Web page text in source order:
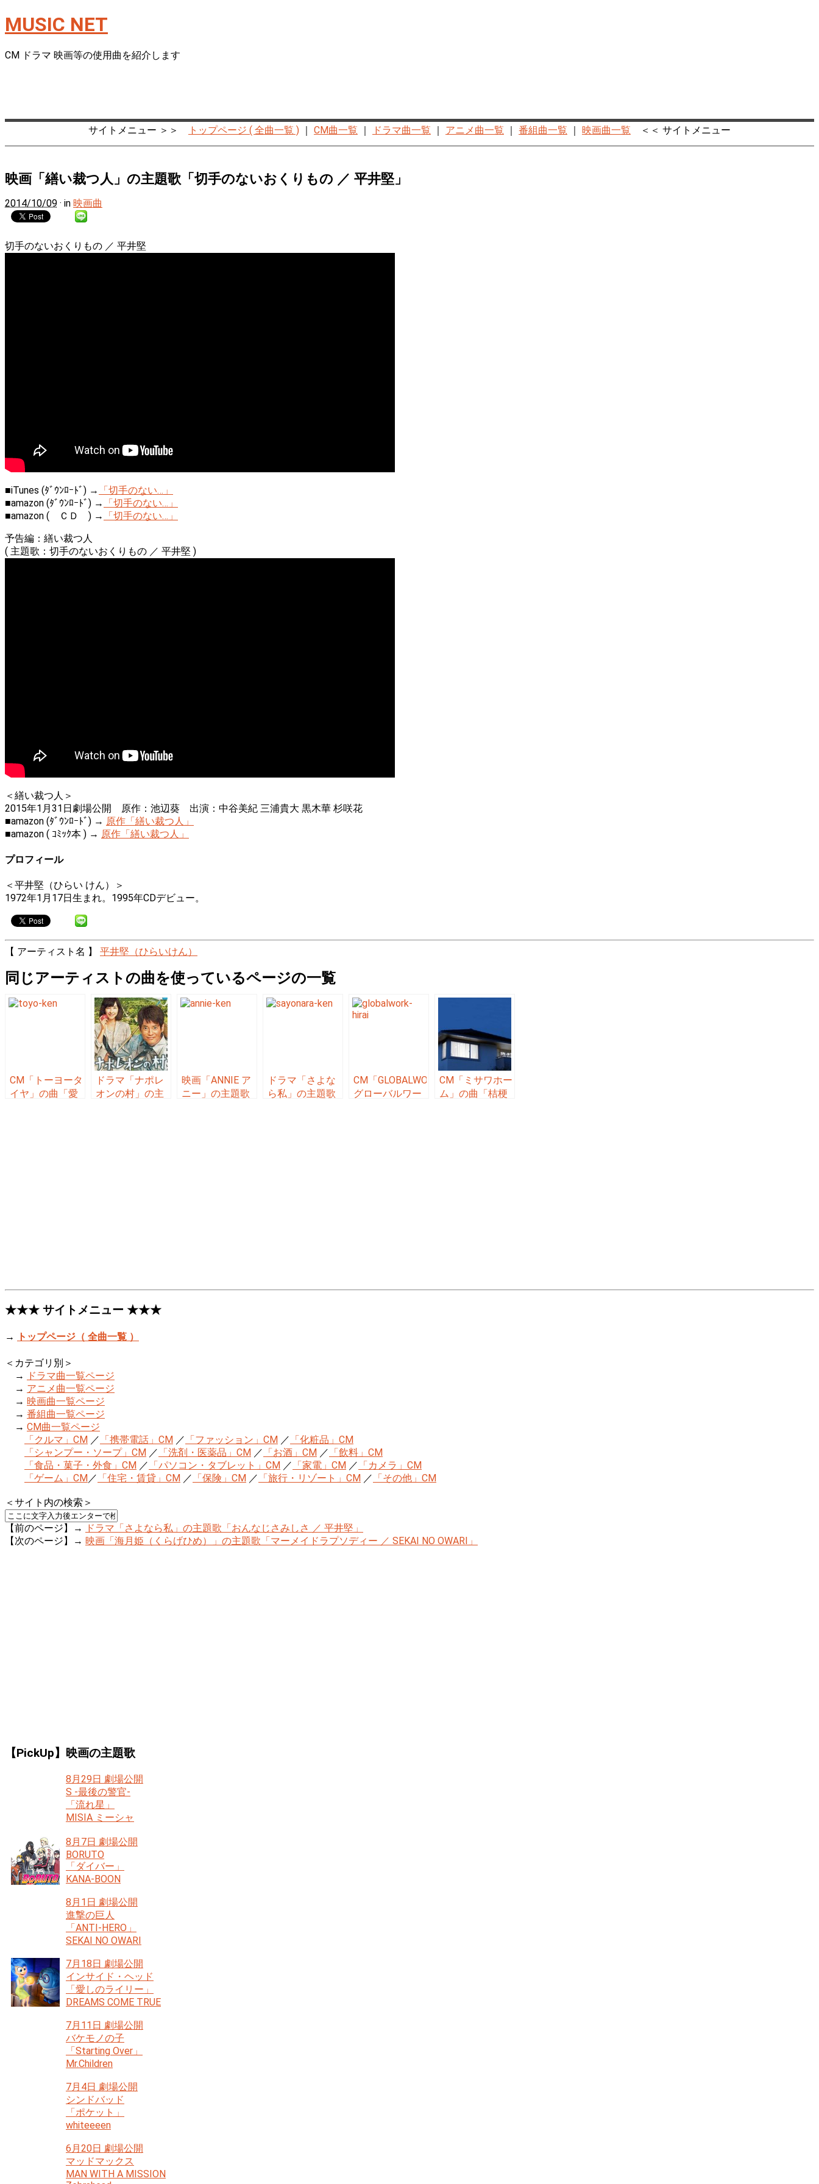
MUSIC NET
CM ドラマ 映画等の使用曲を紹介します
サイトメニュー ＞＞ トップページ ( 全曲一覧 ) ｜ CM曲一覧 ｜ ドラマ曲一覧 ｜ アニメ曲一覧 ｜ 番組曲一覧 ｜ 映画曲一覧 ＜＜ サイトメニュー
映画「繕い裁つ人」の主題歌「切手のないおくりもの ／ 平井堅」
2014/10/09 · in 映画曲
切手のないおくりもの ／ 平井堅
■iTunes (ﾀﾞｳﾝﾛｰﾄﾞ) →
「切手のない…」
■amazon (ﾀﾞｳﾝﾛｰﾄﾞ) →
「切手のない…」
■amazon ( ＣＤ ) →
「切手のない…」
予告編：繕い裁つ人
( 主題歌：切手のないおくりもの ／ 平井堅 )
＜繕い裁つ人＞
2015年1月31日劇場公開 原作：池辺葵 出演：中谷美紀 三浦貴大 黒木華 杉咲花
■amazon (ﾀﾞｳﾝﾛｰﾄﾞ) → 原作「繕い裁つ人」
■amazon ( ｺﾐｯｸ本 ) → 原作「繕い裁つ人」
プロフィール
＜平井堅（ひらい けん）＞
1972年1月17日生まれ。1995年CDデビュー。
【 アーティスト名 】 平井堅（ひらいけん）
同じアーティストの曲を使っているページの一覧
CM「トーヨータ
イヤ」の曲「愛
ドラマ「ナポレ
オンの村」の主
映画「ANNIE ア
ニー」の主題歌
ドラマ「さよな
ら私」の主題歌
CM「GLOBALWORK
グローバルワー
CM「ミサワホー
ム」の曲「桔梗
★★★ サイトメニュー ★★★
→ トップページ（ 全曲一覧 ）
＜カテゴリ別＞
→
ドラマ曲一覧ページ
→ アニメ曲一覧ページ
→ 映画曲一覧ページ
→ 番組曲一覧ページ
→ CM曲一覧ページ
「クルマ」CM ／ 「携帯電話」CM ／ 「ファッション」CM ／ 「化粧品」CM
「シャンプー・ソープ」CM ／ 「洗剤・医薬品」CM ／ 「お酒」CM ／ 「飲料」CM
「食品・菓子・外食」CM ／ 「パソコン・タブレット」CM ／ 「家電」CM ／ 「カメラ」CM
「ゲーム」CM／ 「住宅・賃貸」CM ／ 「保険」CM ／ 「旅行・リゾート」CM ／ 「その他」CM
＜サイト内の検索＞
【前のページ】→
ドラマ「さよなら私」の主題歌「おんなじさみしさ ／ 平井堅」
【次のページ】→ 映画「海月姫（くらげひめ）」の主題歌「マーメイドラプソディー ／ SEKAI NO OWARI」
【PickUp】映画の主題歌
8月29日 劇場公開
S -最後の警官-
「流れ星」
MISIA ミーシャ
8月7日 劇場公開
BORUTO
「ダイバー」
KANA-BOON
8月1日 劇場公開
進撃の巨人
「ANTI-HERO」
SEKAI NO OWARI
7月18日 劇場公開
インサイド・ヘッド
「愛しのライリー」
DREAMS COME TRUE
7月11日 劇場公開
バケモノの子
「Starting Over」
Mr.Children
7月4日 劇場公開
シンドバッド
「ポケット」
whiteeeen
6月20日 劇場公開
マッドマックス
MAN WITH A MISSION